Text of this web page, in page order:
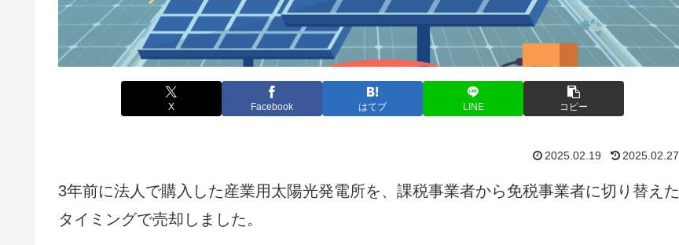
X Facebook はてブ LINE コピー
2025.02.19 2025.02.27
3年前に法人で購入した産業用太陽光発電所を、課税事業者から免税事業者に切り替えた
タイミングで売却しました。